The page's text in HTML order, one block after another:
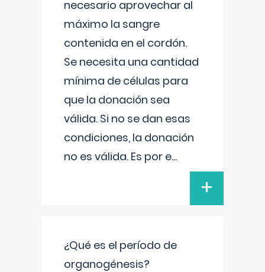
necesario aprovechar al
máximo la sangre
contenida en el cordón.
Se necesita una cantidad
mínima de células para
que la donación sea
válida. Si no se dan esas
condiciones, la donación
no es válida. Es por e...
+
¿Qué es el período de
organogénesis?